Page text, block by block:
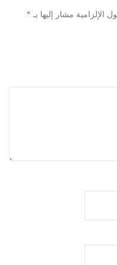
الإلزامية مشار إليها بـ *